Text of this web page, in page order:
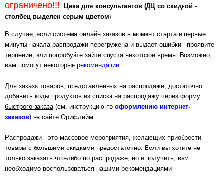
ограничено!!!. Цена для консультантов (ДЦ со скидкой -
столбец выделен серым цветом)
В случае, если система онлайн заказов в момент старта и первые
минуты начала распродажи перегружена и выдает ошибки - проявите
терпение, или попробуйте зайти спустя некоторое время. Возможно,
вам помогут некоторые рекомендации
Для заказа товаров, представленных на распродаже, достаточно
добавить коды продуктов из списка на распродажу через форму
быстрого заказа(см. инструкцию по оформлению интернет-
заказов) на сайте Орифлейм.
Распродажи - это массовое мероприятия, желающих приобрести
товары с большими скидками предостаточно. Если вы хотите не
только заказать что-либо по распродаже, но и получить, вам
необходимо воспользоваться нашими рекомендациями